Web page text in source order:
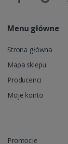
Menu główne
Strona główna
Mapa sklepu
Producenci
Moje konto
Promocje